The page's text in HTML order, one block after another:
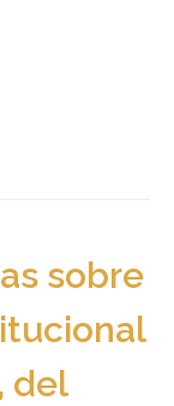
sobre
del